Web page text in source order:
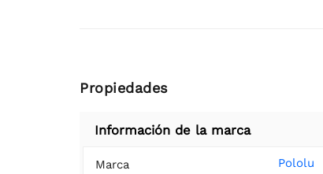
Propiedades
Información de la marca
Marca Pololu